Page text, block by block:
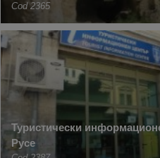
Cod 2365
Туристически
Русе